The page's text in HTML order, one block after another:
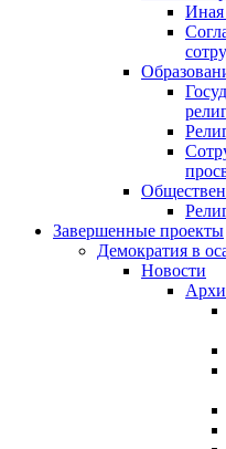
Иная
Завершенные проекты
Демократия в
Новости